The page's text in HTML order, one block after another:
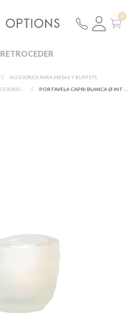
RETROCEDER
ACCESORIOS PARA MESAS Y BUFFETS